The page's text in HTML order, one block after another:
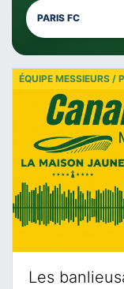
PARIS FC
Les
ÉQUIPE MESSIEURS /